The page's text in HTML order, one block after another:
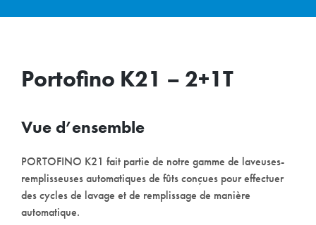
Portofino K21 – 2+1T
Vue d’ensemble
PORTOFINO K21 fait partie de notre gamme de laveuses-
remplisseuses automatiques de fûts conçues pour effectuer
des cycles de lavage et de remplissage de manière
automatique.